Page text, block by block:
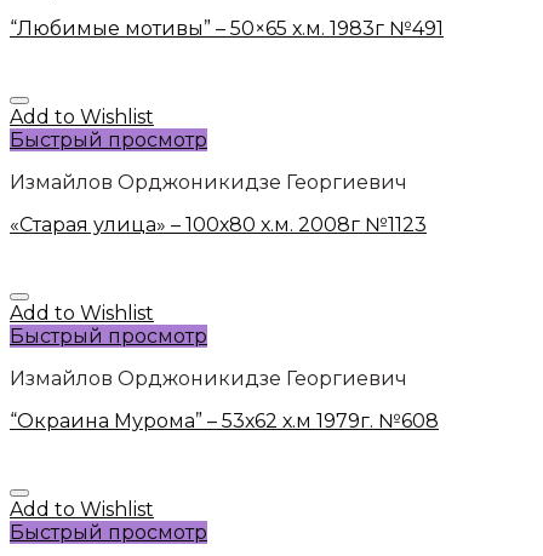
“Любимые мотивы” – 50×65 х.м. 1983г №491
Add to Wishlist
Быстрый просмотр
Измайлов Орджоникидзе Георгиевич
«Старая улица» – 100х80 х.м. 2008г №1123
Add to Wishlist
Быстрый просмотр
Измайлов Орджоникидзе Георгиевич
“Окраина Мурома” – 53х62 х.м 1979г. №608
Add to Wishlist
Быстрый просмотр